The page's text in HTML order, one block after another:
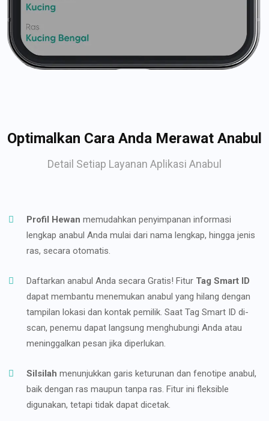
Optimalkan Cara Anda Merawat Anabul
Detail Setiap Layanan Aplikasi Anabul
Profil Hewan memudahkan penyimpanan informasi
lengkap anabul Anda mulai dari nama lengkap, hingga jenis
ras, secara otomatis.
Daftarkan anabul Anda secara Gratis! Fitur Tag Smart ID
dapat membantu menemukan anabul yang hilang dengan
tampilan lokasi dan kontak pemilik. Saat Tag Smart ID di-
scan, penemu dapat langsung menghubungi Anda atau
meninggalkan pesan jika diperlukan.
Silsilah menunjukkan garis keturunan dan fenotipe anabul,
baik dengan ras maupun tanpa ras. Fitur ini fleksible
digunakan, tetapi tidak dapat dicetak.